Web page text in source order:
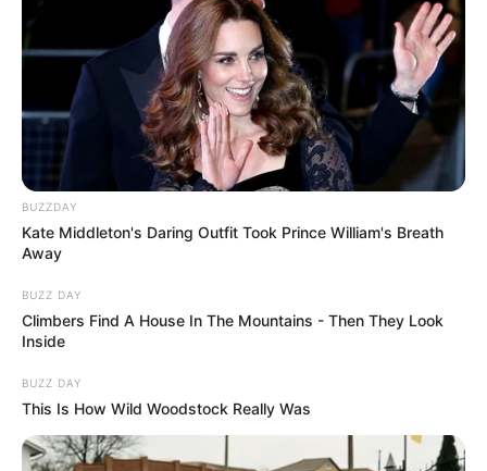
BUZZDAY
Kate Middleton's Daring Outfit Took Prince William's Breath
Away
BUZZ DAY
Climbers Find A House In The Mountains - Then They Look
Inside
BUZZ DAY
This Is How Wild Woodstock Really Was